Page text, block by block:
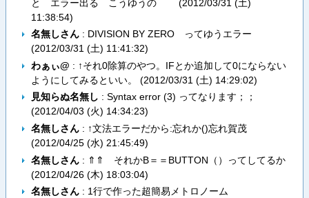
と エラー出る こうゆうの (2012/03/31 (土)
11:38:54)
名無しさん: DIVISION BY ZERO ってゆうエラー
(2012/03/31 (土) 11:41:32)
わぁぃ@ : ↑それ0除算のやつ。IFとか追加して0にならない
ようにしてみるといい。 (2012/03/31 (土) 14:29:02)
見知らぬ名無し : Syntax error (3) ってなります；；
(2012/04/03 (火) 14:34:23)
名無しさん: ↑文法エラーだから:忘れか()忘れ賀茂
(2012/04/25 (水) 21:45:49)
名無しさん: ⇑⇑ それかB＝＝BUTTON（）ってしてるか
(2012/04/26 (木) 18:03:04)
名無しさん: 1行で作った超簡易メトロノーム